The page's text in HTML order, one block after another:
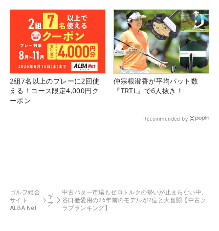
2組7名以上のプレーに2回使
える！コース限定4,000円ク
ーポン
仲宗根澄香が平均パット数
『TRTL』で6人抜き！
Recommended by
ゴルフ総合
サイト
ALBA Net
ギ
ア
中古パター市場もゼロトルクの勢いが止まらない中、
谷口徹愛用の26年前のモデルが2位と大奮闘【中古ク
ラブランキング】